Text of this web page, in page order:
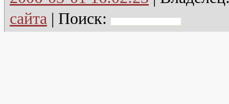
сайта | Поиск: